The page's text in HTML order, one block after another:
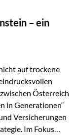
für
diese
entsteht, also
– ein
auf trockene
Österreich
Versicherungen
Im Fokus